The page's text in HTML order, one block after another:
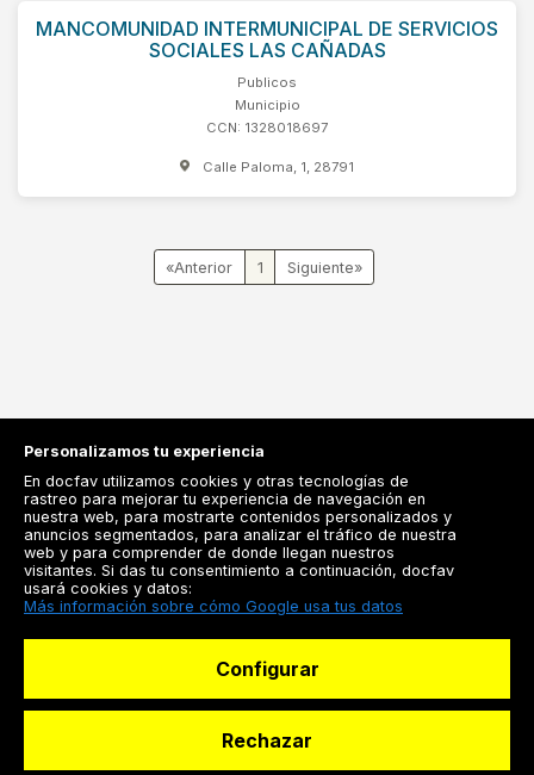
MANCOMUNIDAD INTERMUNICIPAL DE SERVICIOS
SOCIALES LAS CAÑADAS
Publicos
Municipio
CCN: 1328018697
Calle Paloma, 1, 28791
« 1 »
Registrarse
Docfav
Personalizamos tu experiencia
En docfav utilizamos cookies y otras tecnologías de
rastreo para mejorar tu experiencia de navegación en
nuestra web, para mostrarte contenidos personalizados y
anuncios segmentados, para analizar el tráfico de nuestra
web y para comprender de donde llegan nuestros
visitantes. Si das tu consentimiento a continuación, docfav
usará cookies y datos:
Más información sobre cómo Google usa tus datos
Configurar
Rechazar